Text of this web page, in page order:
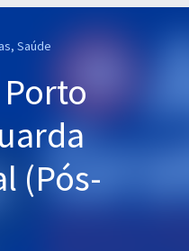
Saúde
(Pós-